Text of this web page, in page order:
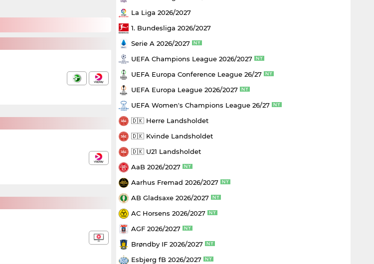
La Liga 2026/2027
1. Bundesliga 2026/2027
Serie A 2026/2027
UEFA Champions League 2026/2027
UEFA Europa Conference League 26/27
UEFA Europa League 2026/2027
UEFA Women's Champions League 26/27
🇩🇰 Herre Landsholdet
🇩🇰 Kvinde Landsholdet
🇩🇰 U21 Landsholdet
AaB 2026/2027
Aarhus Fremad 2026/2027
AB Gladsaxe 2026/2027
AC Horsens 2026/2027
AGF 2026/2027
Brøndby IF 2026/2027
Esbjerg fB 2026/2027